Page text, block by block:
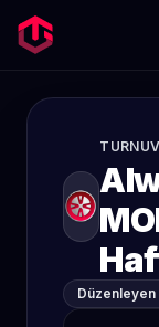
Düzenleyen